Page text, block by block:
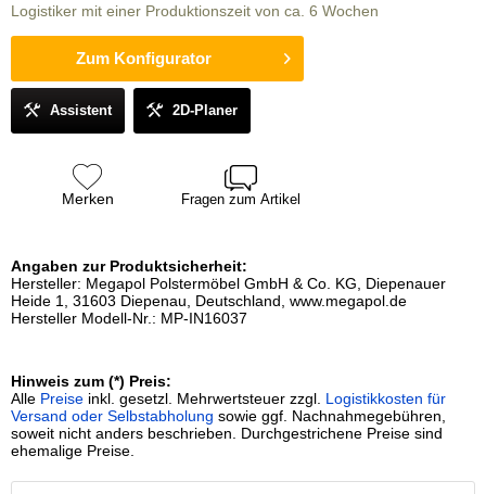
Logistiker mit einer Produktionszeit von ca. 6 Wochen
Zum Konfigurator
Assistent 2D-Planer
Merken Fragen zum Artikel
Angaben zur Produktsicherheit:
Hersteller: Megapol Polstermöbel GmbH & Co. KG, Diepenauer
Heide 1, 31603 Diepenau, Deutschland, www.megapol.de
Hersteller Modell-Nr.: MP-IN16037
Hinweis zum (*) Preis:
Alle Preise inkl. gesetzl. Mehrwertsteuer zzgl. Logistikkosten für
Versand oder Selbstabholung sowie ggf. Nachnahmegebühren,
soweit nicht anders beschrieben. Durchgestrichene Preise sind
ehemalige Preise.